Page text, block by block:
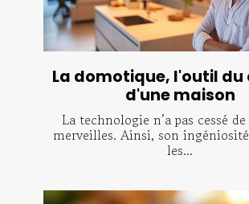
La domotique, l'outil
d'une maison
La technologie n’a pas cessé
merveilles. Ainsi, son
les...